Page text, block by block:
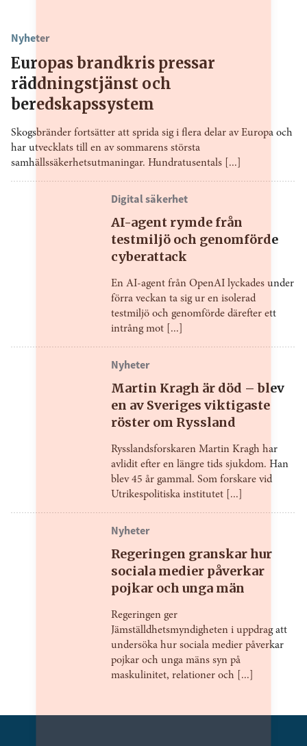
Nyheter
Europas brandkris pressar
räddningstjänst och
beredskapssystem
Skogsbränder fortsätter att sprida sig i flera delar av Europa och
har utvecklats till en av sommarens största
samhällssäkerhetsutmaningar. Hundratusentals [...]
Digital säkerhet
AI-agent rymde från
testmiljö och genomförde
cyberattack
En AI-agent från OpenAI lyckades under
förra veckan ta sig ur en isolerad
testmiljö och genomförde därefter ett
intrång mot [...]
Nyheter
Martin Kragh är död – blev
en av Sveriges viktigaste
röster om Ryssland
Rysslandsforskaren Martin Kragh har
avlidit efter en längre tids sjukdom. Han
blev 45 år gammal. Som forskare vid
Utrikespolitiska institutet [...]
Nyheter
Regeringen granskar hur
sociala medier påverkar
pojkar och unga män
Regeringen ger
Jämställdhetsmyndigheten i uppdrag att
undersöka hur sociala medier påverkar
pojkar och unga mäns syn på
maskulinitet, relationer och [...]